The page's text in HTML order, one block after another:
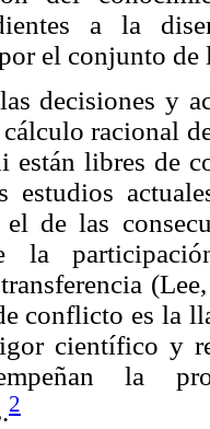
a la
el conjunto de
decisiones y
racional
están libres de
estudios
el de las
la
conflicto es la
científico y
la
2